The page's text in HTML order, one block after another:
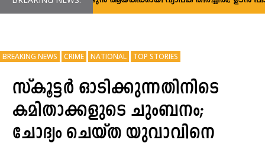
BREAKING NEWS CRIME NATIONAL TOP STORIES
സ്‌കൂട്ടര്‍ ഓടിക്കുന്നതിനിടെ
കമിതാക്കളുടെ ചുംബനം;
ചോദ്യം ചെയ്ത യുവാവിനെ